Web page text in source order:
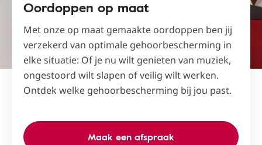
Oordoppen op maat
Met onze op maat gemaakte oordoppen ben jij
verzekerd van optimale gehoorbescherming in
elke situatie: Of je nu wilt genieten van muziek,
ongestoord wilt slapen of veilig wilt werken.
Ontdek welke gehoorbescherming bij jou past.
Maak een afspraak